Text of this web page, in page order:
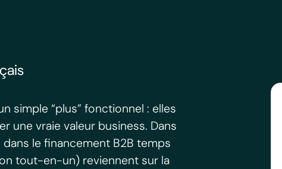
simple “plus” fonctionnel : elles
une vraie valeur business. Dans
le financement B2B temps
tout-en-un) reviennent sur la